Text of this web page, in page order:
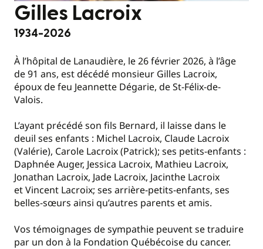
Gilles Lacroix
1934-2026
À l’hôpital de Lanaudière, le 26 février 2026, à l’âge
de 91 ans, est décédé monsieur Gilles Lacroix,
époux de feu Jeannette Dégarie, de St-Félix-de-
Valois.
L’ayant précédé son fils Bernard, il laisse dans le
deuil ses enfants : Michel Lacroix, Claude Lacroix
(Valérie), Carole Lacroix (Patrick); ses petits-enfants :
Daphnée Auger, Jessica Lacroix, Mathieu Lacroix,
Jonathan Lacroix, Jade Lacroix, Jacinthe Lacroix
et Vincent Lacroix; ses arrière-petits-enfants, ses
belles-sœurs ainsi qu’autres parents et amis.
Vos témoignages de sympathie peuvent se traduire
par un don à la Fondation Québécoise du cancer.